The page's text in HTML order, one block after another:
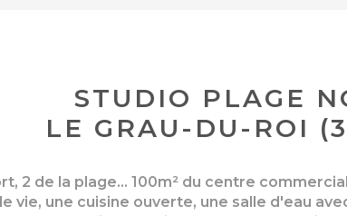
STUDIO PLAGE
LE GRAU-DU-ROI
2 de la plage... 100m² du centre
vie, une cuisine ouverte, une salle d'eau